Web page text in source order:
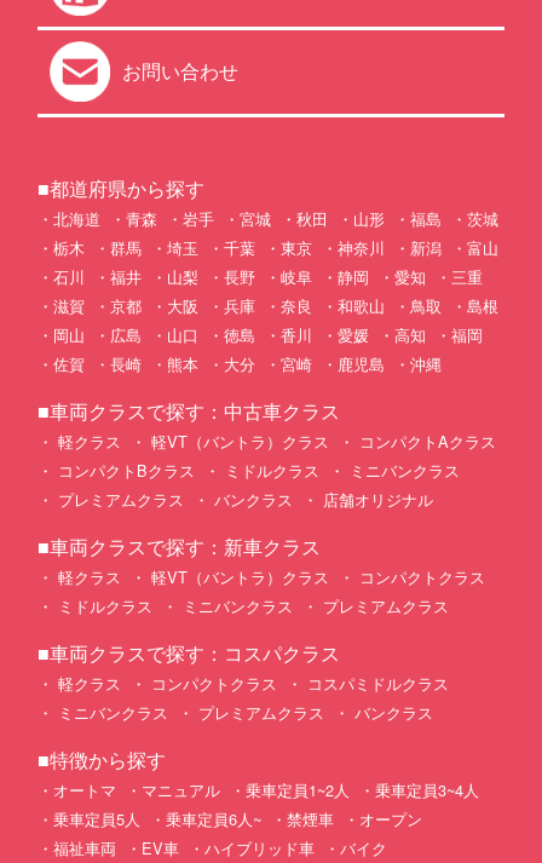
お問い合わせ
■都道府県から探す
北海道 青森 岩手 宮城 秋田 山形 福島
茨城
栃木
群馬 埼玉 千葉 東京 神奈川 新潟
富山
石川
福井 山梨 長野 岐阜 静岡 愛知
三重
滋賀
京都 大阪 兵庫 奈良 和歌山 鳥取
島根
岡山
広島 山口 徳島 香川 愛媛 高知
福岡
佐賀
長崎 熊本 大分 宮崎 鹿児島 沖縄
■車両クラスで探す：中古車クラス
軽クラス 軽VT（バントラ）クラス
コンパクトAクラス
コンパクトBクラス
ミドルクラス
ミニバンクラス
プレミアムクラス
バンクラス 店舗オリジナル
■車両クラスで探す：新車クラス
軽クラス 軽VT（バントラ）クラス
コンパクトクラス
ミドルクラス
ミニバンクラス プレミアムクラス
■車両クラスで探す：コスパクラス
軽クラス コンパクトクラス
コスパミドルクラス
ミニバンクラス
プレミアムクラス バンクラス
■特徴から探す
オートマ マニュアル 乗車定員1~2人
乗車定員3~4人
乗車定員5人
乗車定員6人~ 禁煙車
オープン
福祉車両
EV車 ハイブリッド車 バイク